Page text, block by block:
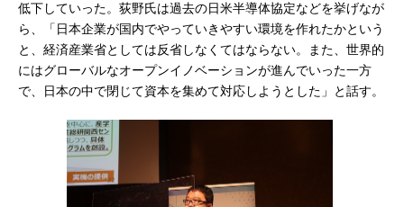
低下していった。荻野氏は過去の日米半導体協定などを挙げなが
ら、「日本企業が国内でやっていきやすい環境を作れたかという
と、経済産業省としては反省しなくてはならない。また、世界的
にはグローバルなオープンイノベーションが進んでいった一方
で、日本の中で閉じて資本を集めて対応しようとした」と話す。